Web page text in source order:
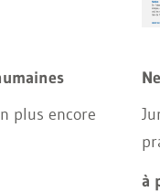
plus encore
à